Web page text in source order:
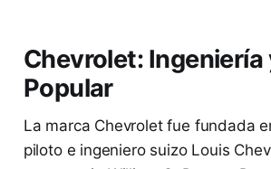
Chevrolet: Ingeniería
Popular
La marca Chevrolet fue fundada
piloto e ingeniero suizo Louis